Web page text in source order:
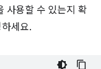
사용할 수 있는지 확
세요.